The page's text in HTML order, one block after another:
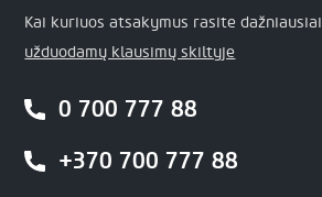
Kai kuriuos atsakymus rasite dažniausiai
užduodamų klausimų skiltyje
0 700 777 88
+370 700 777 88